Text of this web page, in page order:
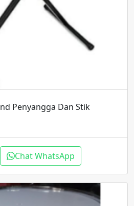
Penyangga Dan Stik
Chat WhatsApp